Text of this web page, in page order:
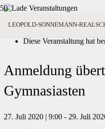
LEOPOLD-SONNEMANN-
« Alle Veranstaltungen
Diese Veranstaltung hat
Anmeldung
Gymnasiasten
27. Juli 2020 | 9:00 - 29. Juli